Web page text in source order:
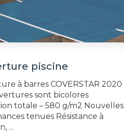
piscine
à barres COVERSTAR 2020
sont bicolores
totale – 580 g/m2 Nouvelles
tenues Résistance à
...